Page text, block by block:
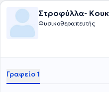
Στροφύλλα-
Φυσικοθεραπευτής
Γραφείο 1